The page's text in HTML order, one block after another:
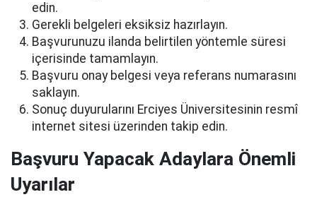
edin.
Gerekli belgeleri eksiksiz hazırlayın.
Başvurunuzu ilanda belirtilen yöntemle süresi
içerisinde tamamlayın.
Başvuru onay belgesi veya referans numarasını
saklayın.
Sonuç duyurularını Erciyes Üniversitesinin resmî
internet sitesi üzerinden takip edin.
Başvuru Yapacak Adaylara Önemli
Uyarılar